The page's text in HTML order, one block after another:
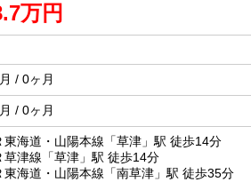
万円
/ 0ヶ月
/ 0ヶ月
東海道・山陽本線「草津」駅 徒歩14分
草津線「草津」駅 徒歩14分
東海道・山陽本線「南草津」駅 徒歩35分